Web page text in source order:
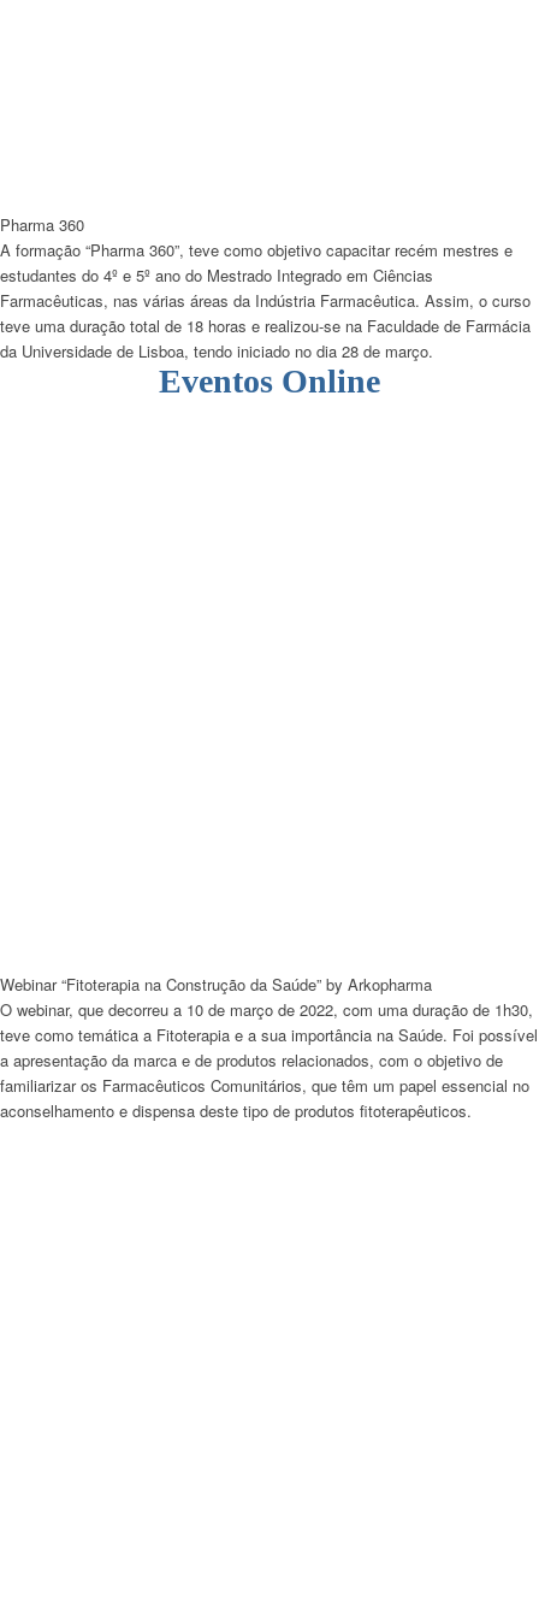
Pharma 360
A formação “Pharma 360”, teve como objetivo capacitar recém mestres e
estudantes do 4º e 5º ano do Mestrado Integrado em Ciências
Farmacêuticas, nas várias áreas da Indústria Farmacêutica. Assim, o curso
teve uma duração total de 18 horas e realizou-se na Faculdade de Farmácia
da Universidade de Lisboa, tendo iniciado no dia 28 de março.
Eventos Online
Webinar “Fitoterapia na Construção da Saúde” by Arkopharma
O webinar, que decorreu a 10 de março de 2022, com uma duração de 1h30,
teve como temática a Fitoterapia e a sua importância na Saúde. Foi possível
a apresentação da marca e de produtos relacionados, com o objetivo de
familiarizar os Farmacêuticos Comunitários, que têm um papel essencial no
aconselhamento e dispensa deste tipo de produtos fitoterapêuticos.